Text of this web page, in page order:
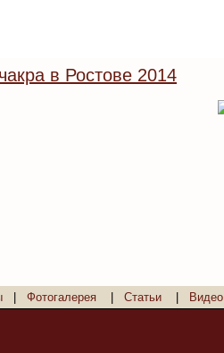
в Ростове 2014
Фотогалерея Статьи Видео